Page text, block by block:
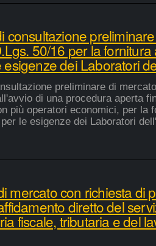
consultazione
50/16 per la
dei Laboratori
preliminare di
di una procedura aperta
più operatori economici, per la
le esigenze dei Laboratori
mercato con richiesta di
diretto del
fiscale, tributaria e del